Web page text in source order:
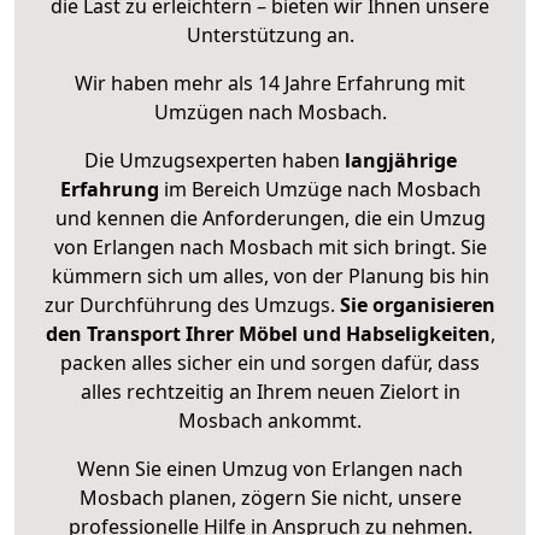
die Last zu erleichtern – bieten wir Ihnen unsere
Unterstützung an.
Wir haben mehr als 14 Jahre Erfahrung mit
Umzügen nach Mosbach.
Die Umzugsexperten haben langjährige
Erfahrung im Bereich Umzüge nach Mosbach
und kennen die Anforderungen, die ein Umzug
von Erlangen nach Mosbach mit sich bringt. Sie
kümmern sich um alles, von der Planung bis hin
zur Durchführung des Umzugs. Sie organisieren
den Transport Ihrer Möbel und Habseligkeiten,
packen alles sicher ein und sorgen dafür, dass
alles rechtzeitig an Ihrem neuen Zielort in
Mosbach ankommt.
Wenn Sie einen Umzug von Erlangen nach
Mosbach planen, zögern Sie nicht, unsere
professionelle Hilfe in Anspruch zu nehmen.